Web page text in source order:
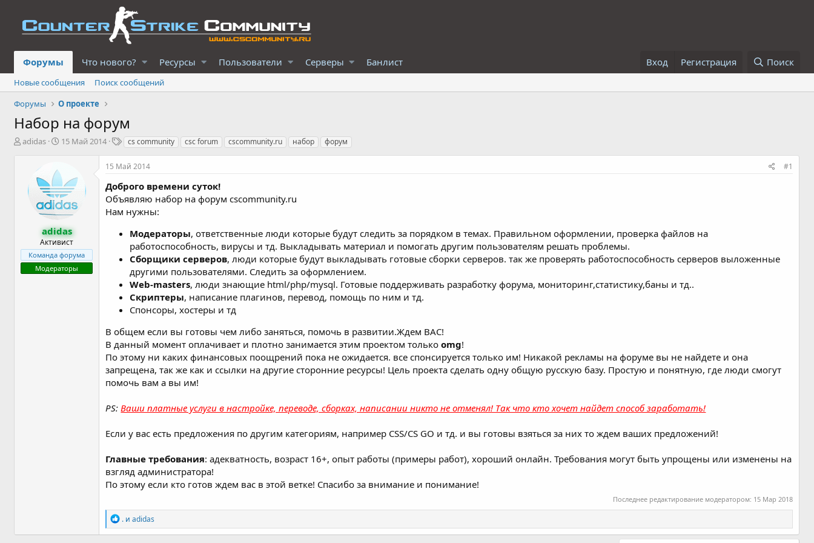
Форумы Что нового? Ресурсы Пользователи Серверы Банлист Вход Регистрация Поиск
Новые сообщения
Поиск сообщений
Форумы
О проекте
Набор на форум
А
adidas
Д
а
н
а
ч
а
л
а
15 Май 2014
Т
г
cs community csc forum cscommunity.ru набор форум
adidas
Активист
Команда форума
Модераторы
15 Май 2014 #1
Доброго времени суток!
Объявляю набор на форум cscommunity.ru
Нам нужны:
Модераторы, ответственные люди которые будут следить за порядком в темах. Правильном оформлении, проверка файлов на
работоспособность, вирусы и тд. Выкладывать материал и помогать другим пользователям решать проблемы.
Сборщики серверов, люди которые будут выкладывать готовые сборки серверов. так же проверять работоспособность серверов выложенные
другими пользователями. Следить за оформлением.
Web-masters, люди знающие html/php/mysql. Готовые поддерживать разработку форума, мониторинг,статистику,баны и тд..
Скриптеры, написание плагинов, перевод, помощь по ним и тд.
Спонсоры, хостеры и тд
В общем если вы готовы чем либо заняться, помочь в развитии.Ждем ВАС!
В данный момент оплачивает и плотно занимается этим проектом только omg!
По этому ни каких финансовых поощрений пока не ожидается. все спонсируется только им! Никакой рекламы на форуме вы не найдете и она
запрещена, так же как и ссылки на другие сторонние ресурсы! Цель проекта сделать одну общую русскую базу. Простую и понятную, где люди смогут
помочь вам а вы им!
PS:Ваши платные услуги в настройке, переводе, сборках, написании никто не отменял! Так что кто хочет найдет способ заработать!
Если у вас есть предложения по другим категориям, например CSS/CS GO и тд. и вы готовы взяться за них то ждем ваших предложений!
Главные требования: адекватность, возраст 16+, опыт работы (примеры работ), хороший онлайн. Требования могут быть упрощены или изменены на
взгляд администратора!
По этому если кто готов ждем вас в этой ветке! Спасибо за внимание и понимание!
Последнее редактирование модератором: 15 Мар 2018
е
а
. иadidas